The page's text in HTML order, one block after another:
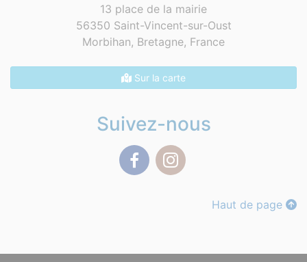
13 place de la mairie
56350 Saint-Vincent-sur-Oust
Morbihan, Bretagne, France
Sur la carte
Suivez-nous
Haut de page